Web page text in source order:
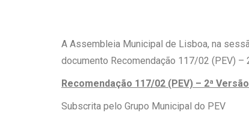
A Assembleia Municipal de Lisboa, na
documento Recomendação 117/02 (PEV) –
Recomendação 117/02 (PEV) – 2ª
Subscrita pelo Grupo Municipal do PEV